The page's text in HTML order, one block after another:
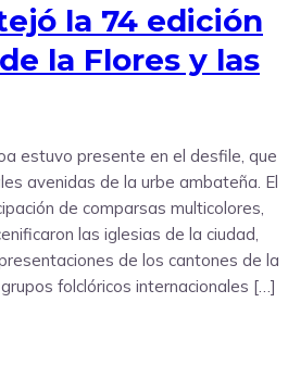
la 74 edición
la Flores y las
estuvo presente en el desfile, que
avenidas de la urbe ambateña. El
de comparsas multicolores,
las iglesias de la ciudad,
de los cantones de la
folclóricos internacionales […]